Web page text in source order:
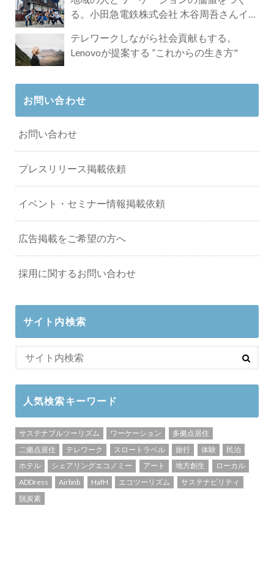
る。小田急電鉄株式会社 木谷周吾さんイン
テレワークしながら社会貢献もする。
Lenovoが提案する ”これからの生き方"
お問い合わせ
お問い合わせ
プレスリリース掲載依頼
イベント・セミナー情報掲載依頼
広告掲載をご希望の方へ
採用に関するお問い合わせ
サイト内検索
人気検索キーワード
サステナブルツーリズム ワーケーション
多拠点居住
二拠点居住
テレワーク スロートラベル 旅行 体験
民泊
ホテル
シェアリングエコノミー アート 地方創生
ローカル
ADDress
Airbnb HafH エコツーリズム
サステナビリティ
脱炭素